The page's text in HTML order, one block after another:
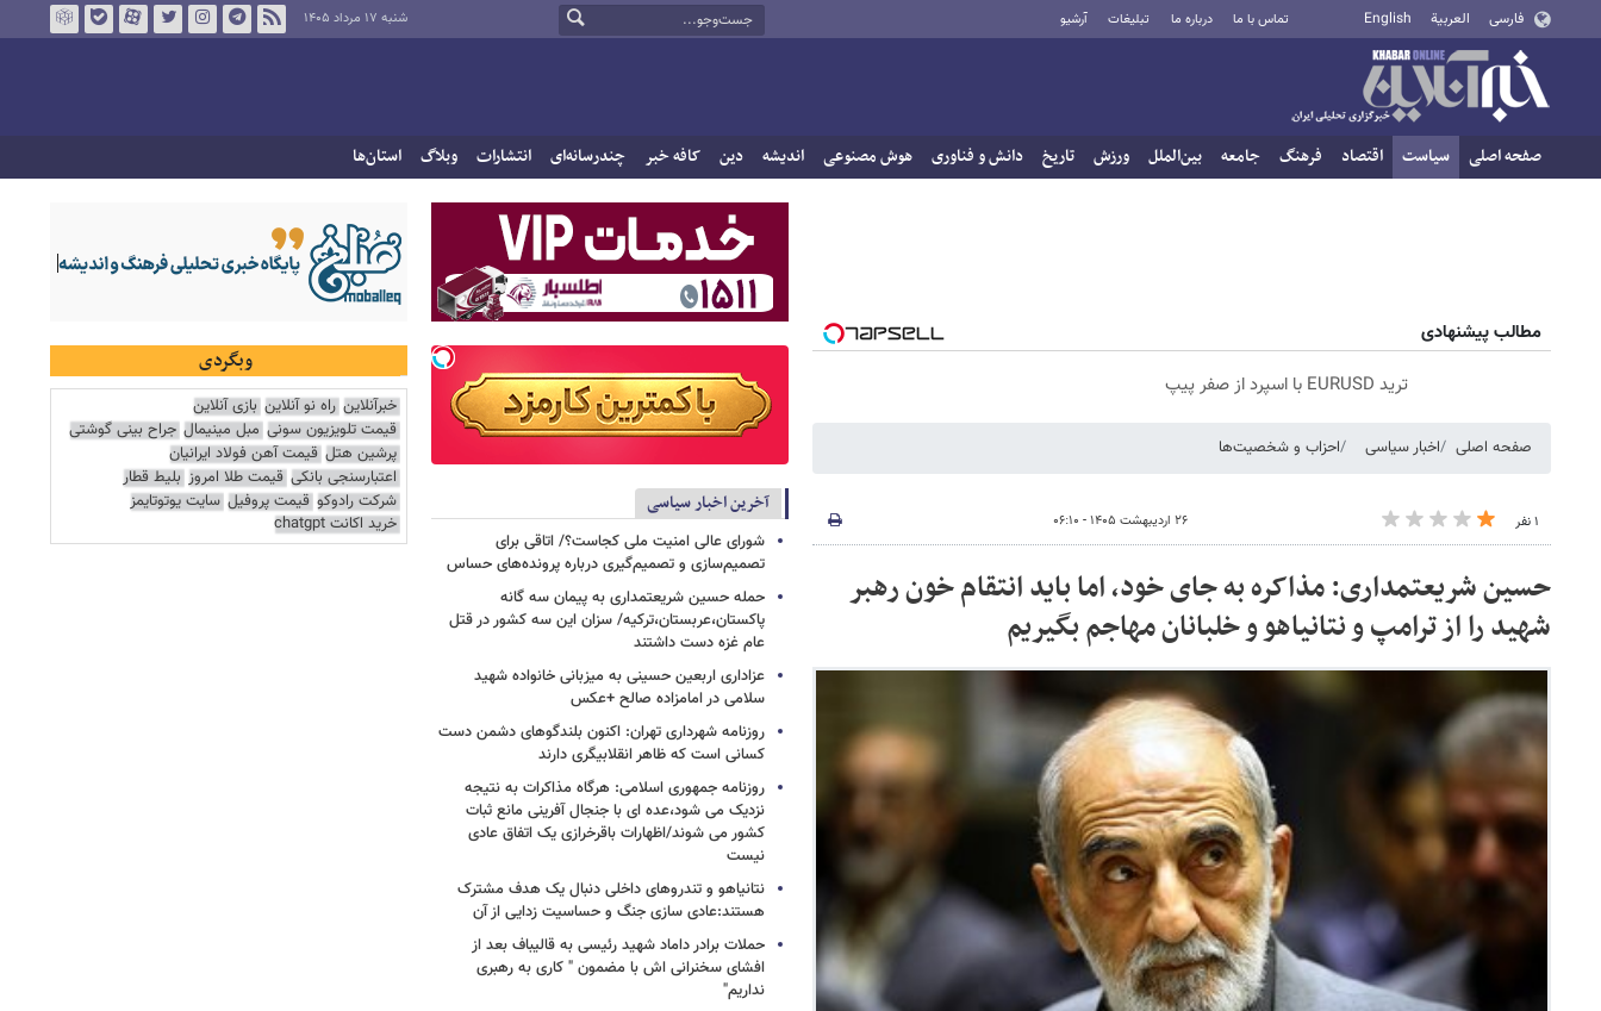
فارسی العربية English تماس با ما درباره ما تبلیغات آرشیو شنبه ۱۷ مرداد ۱۴۰۵
صفحه اصلی سیاست اقتصاد فرهنگ جامعه بین‌الملل ورزش تاریخ دانش و فناوری هوش مصنوعی اندیشه دین کافه خبر چندرسانه‌ای انتشارات وبلاگ استان‌ها
مطالب پیشنهادی
ترید EURUSD با اسپرد از صفر پیپ
صفحه اصلی اخبار سیاسی احزاب و شخصیت‌ها
۱ نفر ۲۶ اردیبهشت ۱۴۰۵ - ۰۶:۱۰
حسین شریعتمداری: مذاکره به جای خود، اما باید انتقام خون رهبر
شهید را از ترامپ و نتانیاهو و خلبانان مهاجم بگیریم
آخرین اخبار سیاسی
شورای عالی امنیت ملی کجاست؟/ اتاقی برای
تصمیم‌سازی و تصمیم‌گیری درباره پرونده‌های حساس
حمله حسین شریعتمداری به پیمان سه گانه
پاکستان،عربستان،ترکیه/ سزان این سه کشور در قتل
عام غزه دست داشتند
عزاداری اربعین حسینی به میزبانی خانواده شهید
سلامی در امامزاده صالح +عکس
روزنامه شهرداری تهران: اکنون بلندگوهای دشمن دست
کسانی است که ظاهر انقلابیگری دارند
روزنامه جمهوری اسلامی: هرگاه مذاکرات به نتیجه
نزدیک می شود،عده ای با جنجال آفرینی مانع ثبات
کشور می شوند/اظهارات باقرخرازی یک اتفاق عادی
نیست
نتانیاهو و تندروهای داخلی دنبال یک هدف مشترک
هستند:عادی سازی جنگ و حساسیت زدایی از آن
حملات برادر داماد شهید رئیسی به قالیباف بعد از
افشای سخنرانی اش با مضمون " کاری به رهبری
نداریم"
وبگردی
خبرآنلاین راه نو آنلاین بازی آنلاین
قیمت تلویزیون سونی مبل مینیمال جراح بینی گوشتی
پرشین هتل قیمت آهن فولاد ایرانیان
اعتبارسنجی بانکی قیمت طلا امروز بلیط قطار
شرکت رادوکو قیمت پروفیل سایت یوتوتایمز
خرید اکانت chatgpt